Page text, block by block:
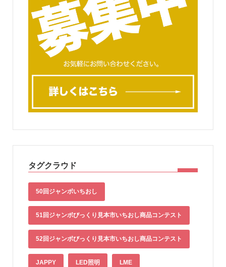
タグクラウド
50回ジャンボいちおし
51回ジャンボびっくり見本市いちおし商品コンテスト
52回ジャンボびっくり見本市いちおし商品コンテスト
JAPPY LED照明 LME